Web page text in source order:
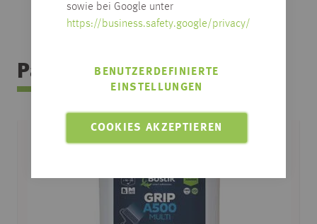
sowie bei Google unter
https://business.safety.google/privacy/
COOKIES AKZEPTIEREN
BENUTZERDEFINIERTE
EINSTELLUNGEN
Passendes Zubehör